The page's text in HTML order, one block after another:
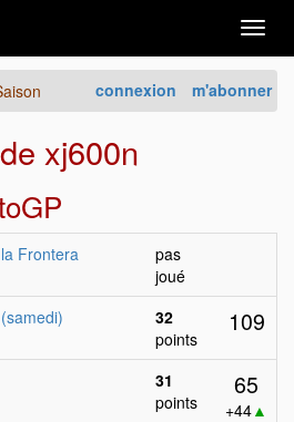
connexion m'abonner
xj600n
Frontera
pas
joué
32
points
109
31
points
65
+44▲